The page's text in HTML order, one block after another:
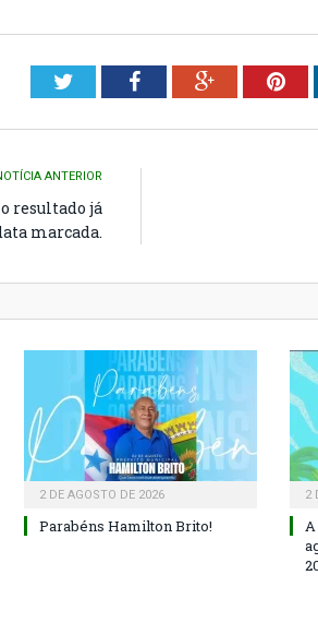
TwitterFacebookGoogle+
ANTERIOR
resultado já
marcada.
2 DE AGOSTO DE 2026
Parabéns Hamilton Brito!
2